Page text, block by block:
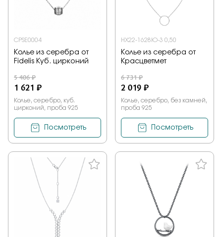
CPSE0004
Колье из серебра от
Fidelis Куб. цирконий
5 406 ₽
1 621 ₽
Колье, серебро, куб.
цирконий, проба 925
Посмотреть
НХ22-1628Ю-3 0,50
Колье из серебра от
Красцветмет
6 731 ₽
2 019 ₽
Колье, серебро, без камней,
проба 925
Посмотреть